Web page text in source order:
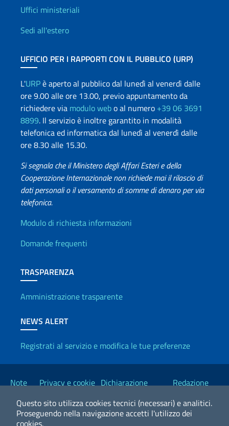
Questo sito utilizza cookies tecnici (necessari) e analitici.
Proseguendo nella navigazione accetti l'utilizzo dei
cookies.
Uffici e Rete diplomatica
Uffici ministeriali
Sedi all'estero
UFFICIO PER I RAPPORTI CON IL PUBBLICO (URP)
L'URPè aperto al pubblico dal lunedì al venerdì dalle
ore 9.00 alle ore 13.00, previo appuntamento da
richiedere via modulo webo al numero +39 06 3691
8899. Il servizio è inoltre garantito in modalità
telefonica ed informatica dal lunedì al venerdì dalle
ore 8.30 alle 15.30.
Si segnala che il Ministero degli Affari Esteri e della
Cooperazione Internazionale non richiede mai il rilascio di
dati personali o il versamento di somme di denaro per via
telefonica.
Info utili
Modulo di richiesta informazioni
Domande frequenti
TRASPARENZA
Amministrazione trasparente
NEWS ALERT
Registrati al servizio e modifica le tue preferenze
Link Utili
Note
Privacy e cookie Dichiarazione
Redazione